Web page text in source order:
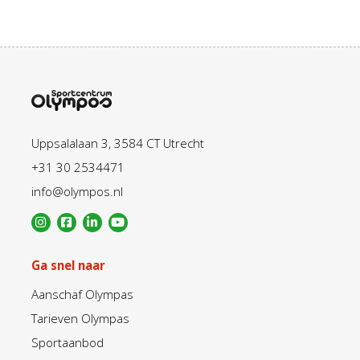
Uppsalalaan 3, 3584 CT Utrecht
+31 30 2534471
info@olympos.nl
Ga snel naar
Aanschaf Olympas
Tarieven Olympas
Sportaanbod